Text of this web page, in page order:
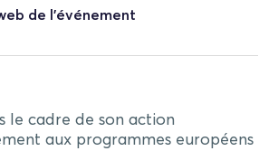
de l'événement
le cadre de son action
aux programmes européens